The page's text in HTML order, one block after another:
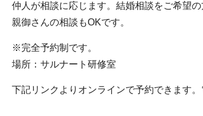
仲人が相談に応じます。結婚相談をご希望
親御さんの相談もOKです。
※完全予約制です。
場所：サルナート研修室
下記リンクよりオンラインで予約できます。